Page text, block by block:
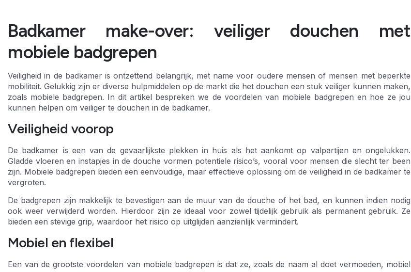
Badkamer make-over: veiliger douchen met
mobiele badgrepen
Veiligheid in de badkamer is ontzettend belangrijk, met name voor oudere mensen of mensen met beperkte
mobiliteit. Gelukkig zijn er diverse hulpmiddelen op de markt die het douchen een stuk veiliger kunnen maken,
zoals mobiele badgrepen. In dit artikel bespreken we de voordelen van mobiele badgrepen en hoe ze jou
kunnen helpen om veiliger te douchen in de badkamer.
Veiligheid voorop
De badkamer is een van de gevaarlijkste plekken in huis als het aankomt op valpartijen en ongelukken.
Gladde vloeren en instapjes in de douche vormen potentiele risico’s, vooral voor mensen die slecht ter been
zijn. Mobiele badgrepen bieden een eenvoudige, maar effectieve oplossing om de veiligheid in de badkamer te
vergroten.
De badgrepen zijn makkelijk te bevestigen aan de muur van de douche of het bad, en kunnen indien nodig
ook weer verwijderd worden. Hierdoor zijn ze ideaal voor zowel tijdelijk gebruik als permanent gebruik. Ze
bieden een stevige grip, waardoor het risico op uitglijden aanzienlijk vermindert.
Mobiel en flexibel
Een van de grootste voordelen van mobiele badgrepen is dat ze, zoals de naam al doet vermoeden, mobiel